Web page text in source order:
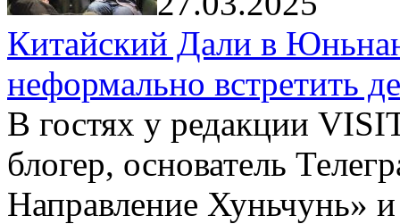
Китайский Дали в
неформально встретить
В гостях у редакции
блогер, основатель
Направление Хуньчунь»